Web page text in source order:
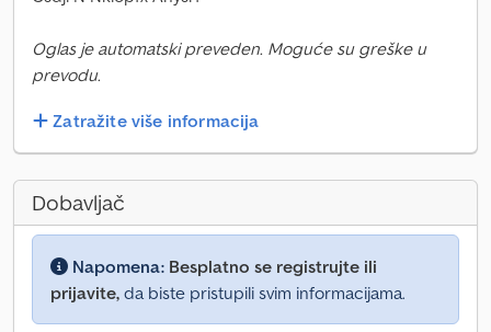
Oglas je automatski preveden. Moguće su greške u
prevodu.
Zatražite više informacija
Dobavljač
Napomena: Besplatno se registrujte ili
prijavite, da biste pristupili svim informacijama.